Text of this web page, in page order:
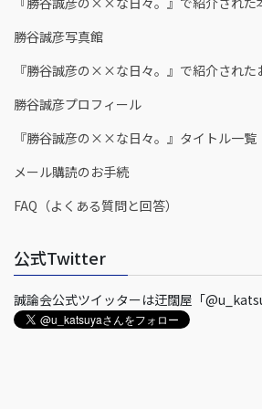
勝谷誠彦写真館
『勝谷誠彦の××な日々。』で紹介された
勝谷誠彦プロフィール
『勝谷誠彦の××な日々。』タイトル一覧
メール購読のお手続
FAQ（よくある質問と回答）
公式Twitter
誠論会公式ツイッターは迂闊屋「